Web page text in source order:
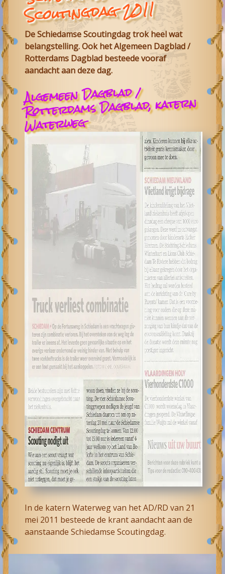
Scoutingdag 2011
De Schiedamse Scoutingdag trok heel wat
belangstelling. Ook het Algemeen Dagblad /
Rotterdams Dagblad besteede vooraf
aandacht aan deze dag.
Algemeen Dagblad /
Rotterdams Dagblad, katern
Waterweg
In de katern Waterweg van het AD/RD van 21
mei 2011 besteede de krant aandacht aan de
aanstaande Schiedamse Scoutingdag.